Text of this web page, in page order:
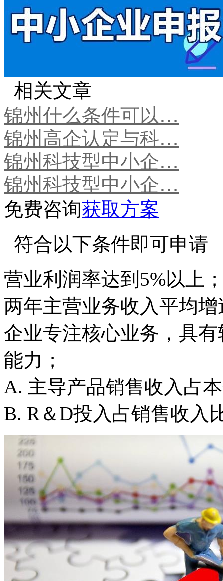
相关文章
锦州什么条件可以…
锦州高企认定与科…
锦州科技型中小企…
锦州科技型中小企…
免费咨询获取方案
符合以下条件即可申请
营业利润率达到5%以上
两年主营业务收入平均增
企业专注核心业务，具
能力；
A. 主导产品销售收入占
B. R＆D投入占销售收入